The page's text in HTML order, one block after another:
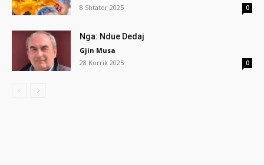
8 Shtator 2025
0
Nga: Ndue Dedaj
Gjin Musa
28 Korrik 2025
0